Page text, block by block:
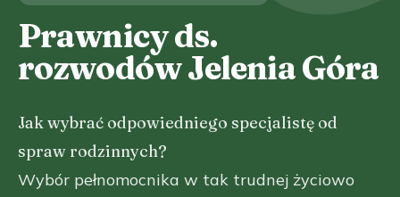
Prawnicy ds.
rozwodów Jelenia Góra
Jak wybrać odpowiedniego specjalistę od
spraw rodzinnych?
Wybór pełnomocnika w tak trudnej życiowo